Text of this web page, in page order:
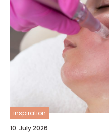
inspiration
10. July 2026